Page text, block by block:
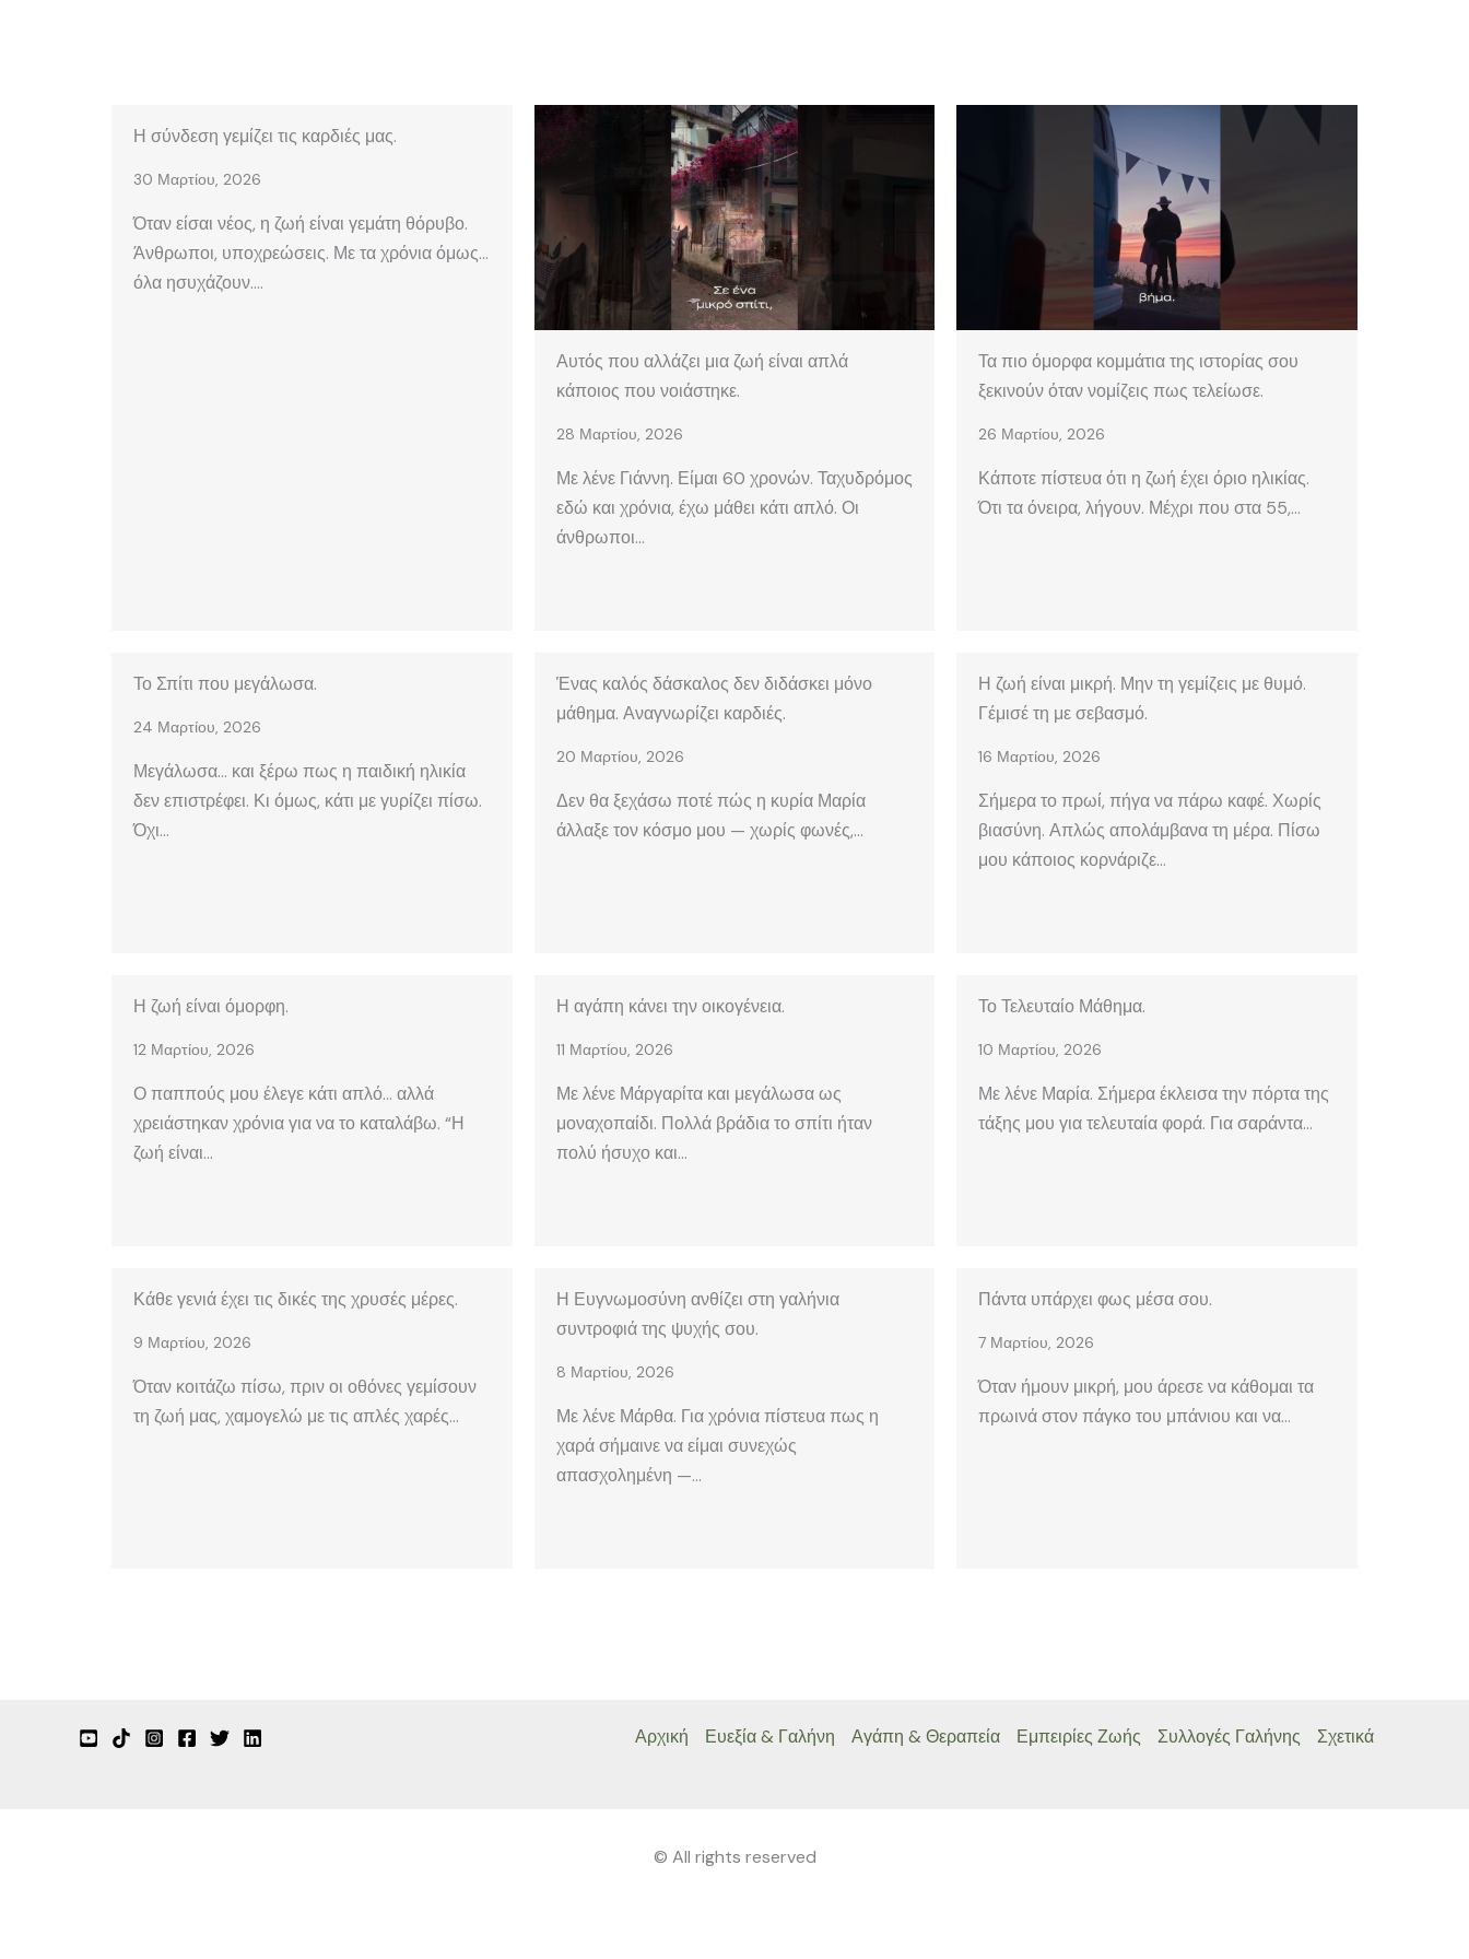
Η σύνδεση γεμίζει τις καρδιές μας.
30 Μαρτίου, 2026
Όταν είσαι νέος, η ζωή είναι γεμάτη θόρυβο.
Άνθρωποι, υποχρεώσεις. Με τα χρόνια όμως…
όλα ησυχάζουν….
Αυτός που αλλάζει μια ζωή είναι απλά
κάποιος που νοιάστηκε.
28 Μαρτίου, 2026
Με λένε Γιάννη. Είμαι 60 χρονών. Ταχυδρόμος
εδώ και χρόνια, έχω μάθει κάτι απλό. Οι
άνθρωποι…
Τα πιο όμορφα κομμάτια της ιστορίας σου
ξεκινούν όταν νομίζεις πως τελείωσε.
26 Μαρτίου, 2026
Κάποτε πίστευα ότι η ζωή έχει όριο ηλικίας.
Ότι τα όνειρα, λήγουν. Μέχρι που στα 55,…
Το Σπίτι που μεγάλωσα.
24 Μαρτίου, 2026
Μεγάλωσα… και ξέρω πως η παιδική ηλικία
δεν επιστρέφει. Κι όμως, κάτι με γυρίζει πίσω.
Όχι…
Ένας καλός δάσκαλος δεν διδάσκει μόνο
μάθημα. Αναγνωρίζει καρδιές.
20 Μαρτίου, 2026
Δεν θα ξεχάσω ποτέ πώς η κυρία Μαρία
άλλαξε τον κόσμο μου — χωρίς φωνές,…
Η ζωή είναι μικρή. Μην τη γεμίζεις με θυμό.
Γέμισέ τη με σεβασμό.
16 Μαρτίου, 2026
Σήμερα το πρωί, πήγα να πάρω καφέ. Χωρίς
βιασύνη. Απλώς απολάμβανα τη μέρα. Πίσω
μου κάποιος κορνάριζε…
Η ζωή είναι όμορφη.
12 Μαρτίου, 2026
Ο παππούς μου έλεγε κάτι απλό… αλλά
χρειάστηκαν χρόνια για να το καταλάβω. “Η
ζωή είναι…
Η αγάπη κάνει την οικογένεια.
11 Μαρτίου, 2026
Με λένε Μάργαρίτα και μεγάλωσα ως
μοναχοπαίδι. Πολλά βράδια το σπίτι ήταν
πολύ ήσυχο και…
Το Τελευταίο Μάθημα.
10 Μαρτίου, 2026
Με λένε Μαρία. Σήμερα έκλεισα την πόρτα της
τάξης μου για τελευταία φορά. Για σαράντα…
Κάθε γενιά έχει τις δικές της χρυσές μέρες.
9 Μαρτίου, 2026
Όταν κοιτάζω πίσω, πριν οι οθόνες γεμίσουν
τη ζωή μας, χαμογελώ με τις απλές χαρές…
Η Ευγνωμοσύνη ανθίζει στη γαλήνια
συντροφιά της ψυχής σου.
8 Μαρτίου, 2026
Με λένε Μάρθα. Για χρόνια πίστευα πως η
χαρά σήμαινε να είμαι συνεχώς
απασχολημένη —…
Πάντα υπάρχει φως μέσα σου.
7 Μαρτίου, 2026
Όταν ήμουν μικρή, μου άρεσε να κάθομαι τα
πρωινά στον πάγκο του μπάνιου και να…
Αρχική Ευεξία & Γαλήνη Αγάπη & Θεραπεία Εμπειρίες Ζωής Συλλογές Γαλήνης Σχετικά
© All rights reserved